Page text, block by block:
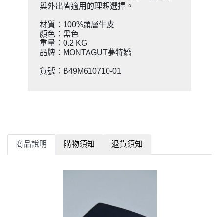
與外出皆適用的理想選擇。
材質：100%頭層牛皮
顏色：黑色
重量：0.2 KG
品牌：MONTAGUT夢特嬌
貨號：B49M610710-01
商品說明 購物須知 退貨須知